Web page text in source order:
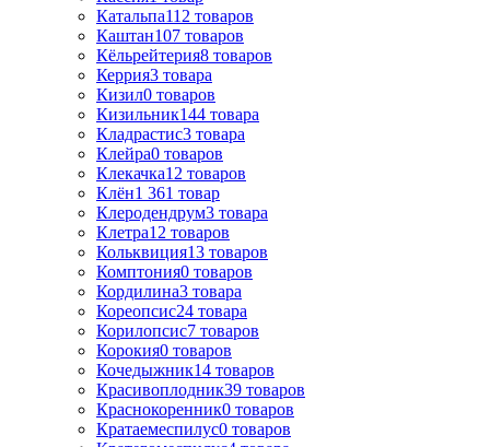
Катальпа112 товаров
Каштан107 товаров
Кёльрейтерия8 товаров
Керрия3 товара
Кизил0 товаров
Кизильник144 товара
Кладрастис3 товара
Клейра0 товаров
Клекачка12 товаров
Клён1 361 товар
Клеродендрум3 товара
Клетра12 товаров
Кольквиция13 товаров
Комптония0 товаров
Кордилина3 товара
Кореопсис24 товара
Корилопсис7 товаров
Корокия0 товаров
Кочедыжник14 товаров
Красивоплодник39 товаров
Краснокоренник0 товаров
Кратаемеспилус0 товаров